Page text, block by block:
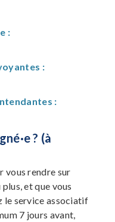
:
:
:
? (à
vous rendre sur
et que vous
le service associatif
7 jours avant,